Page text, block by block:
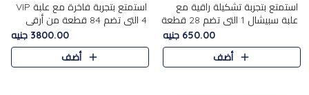
استمتع بتجربة تشكيلة راقية مع
علبة سبيشال 1 التي تضم 28 قطعة
من تشكيلة مختارة بعناية من أفخر
حلويات المولد المصرية الأصلية
الشرقية. تحتوي ال..
650.00 جنيه
أضف
استمتع بتجربة فاخرة مع علبة VIP
4 التي تضم 84 قطعة من أرقى
حلويات المولد الشرقية، في تشكيلة
غنية تجمع بين الحلويات التقليدية
والمكسرات الفاخرة. تحتوي العلبة
3800.00 جنيه
أضف